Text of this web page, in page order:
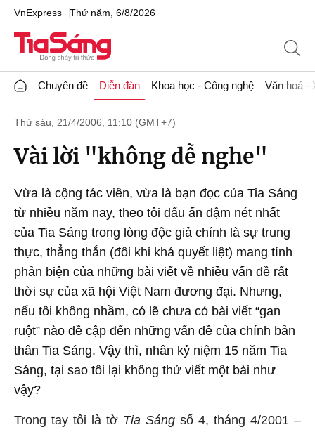
VnExpress Thứ năm, 6/8/2026
Chuyên đề Diễn đàn Khoa học - Công nghệ Văn hoá -
Thứ sáu, 21/4/2006, 11:10 (GMT+7)
Vài lời "không dễ nghe"
Vừa là cộng tác viên, vừa là bạn đọc của Tia Sáng
từ nhiều năm nay, theo tôi dấu ấn đậm nét nhất
của Tia Sáng trong lòng độc giả chính là sự trung
thực, thẳng thắn (đôi khi khá quyết liệt) mang tính
phản biện của những bài viết về nhiều vấn đề rất
thời sự của xã hội Việt Nam đương đại. Nhưng,
nếu tôi không nhầm, có lẽ chưa có bài viết “gan
ruột” nào đề cập đến những vấn đề của chính bản
thân Tia Sáng. Vậy thì, nhân kỷ niệm 15 năm Tia
Sáng, tại sao tôi lại không thử viết một bài như
vậy?
Trong tay tôi là tờ Tia Sáng số 4, tháng 4/2001 –